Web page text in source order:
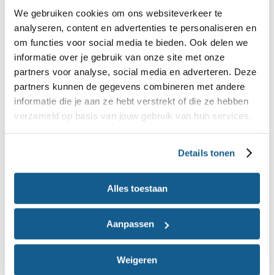
We gebruiken cookies om ons websiteverkeer te
analyseren, content en advertenties te personaliseren en
om functies voor social media te bieden. Ook delen we
informatie over je gebruik van onze site met onze
partners voor analyse, social media en adverteren. Deze
partners kunnen de gegevens combineren met andere
informatie die je aan ze hebt verstrekt of die ze hebben
verzameld op basis van jouw gebruik van hun services.
Details tonen
Alles toestaan
Aanpassen
Weigeren
website met deze url:
webshop.voedingscentrum.nl
SMS, WhatsApp of bellen
Het Voedingscentrum stuurt nooit een SMS.
Het Voedingscentrum stuurt nooit WhatsApp-
berichten.
Het Voedingscentrum belt nooit uit zichzelf. Wel
kunnen we bellen als je een bestelling hebt
geplaatst in de webshop. We bellen dan vanuit
het telefoonnummer 070 - 306 88 60. We bellen
ook terug als iemand heeft ingesproken op onze
voicemail.